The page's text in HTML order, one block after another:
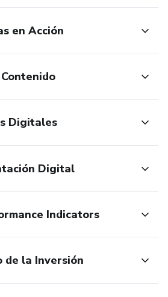
en Acción
Digitales
Digital
Indicators
de la Inversión